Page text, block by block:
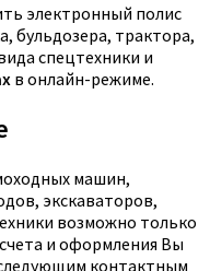
электронный полис
бульдозера, трактора,
спецтехники и
в онлайн-режиме.
машин,
экскаваторов,
возможно только
и оформления Вы
контактным